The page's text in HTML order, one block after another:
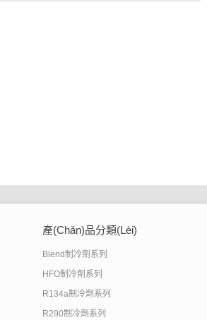
產(chǎn)品分類(lèi)
Blend制冷劑系列
HFO制冷劑系列
R134a制冷劑系列
R290制冷劑系列